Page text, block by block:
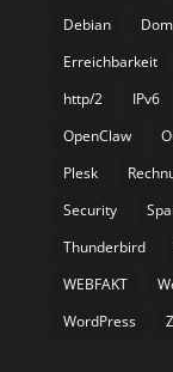
Debian
Erreichbarkeit
http/2
IPv6
OpenClaw
Plesk
Security
Thunderbird
WEBFAKT
WordPress